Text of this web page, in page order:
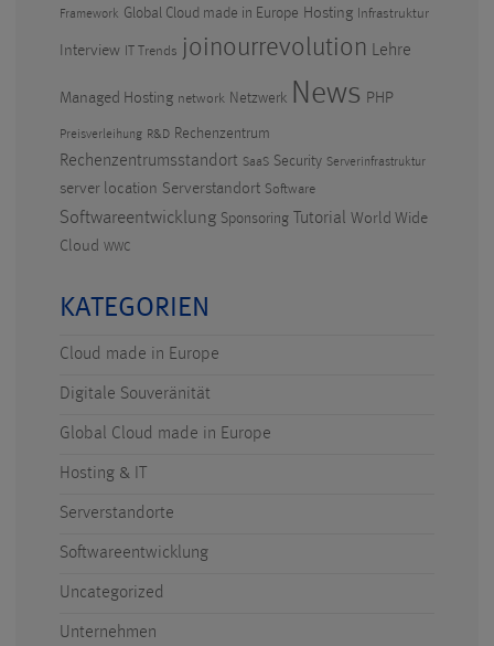
Framework Global Cloud made in Europe Hosting Infrastruktur
Interview IT Trends joinourrevolution Lehre
Managed Hosting network Netzwerk News PHP
Preisverleihung R&D Rechenzentrum
Rechenzentrumsstandort SaaS Security Serverinfrastruktur
server location Serverstandort Software
Softwareentwicklung Sponsoring Tutorial World Wide
Cloud WWC
KATEGORIEN
Cloud made in Europe
Digitale Souveränität
Global Cloud made in Europe
Hosting & IT
Serverstandorte
Softwareentwicklung
Uncategorized
Unternehmen